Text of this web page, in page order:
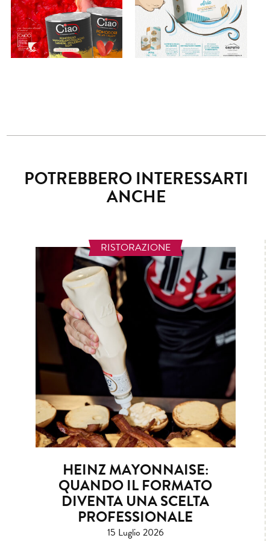
POTREBBERO INTERESSARTI
ANCHE
RISTORAZIONE
HEINZ MAYONNAISE:
QUANDO IL FORMATO
DIVENTA UNA SCELTA
PROFESSIONALE
15 Luglio 2026